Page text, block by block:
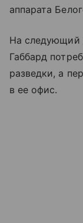
аппарата
На следующий
Габбард
разведки, а
в ее офис.